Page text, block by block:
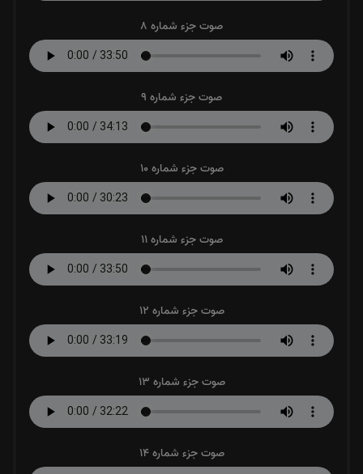
صوت جزء شماره 8
صوت جزء شماره 9
صوت جزء شماره 10
صوت جزء شماره 11
صوت جزء شماره 12
صوت جزء شماره 13
صوت جزء شماره 14